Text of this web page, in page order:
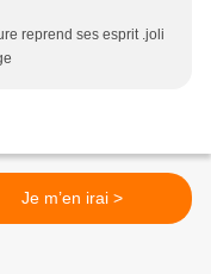
reprend ses esprit .joli
Je m’en irai >